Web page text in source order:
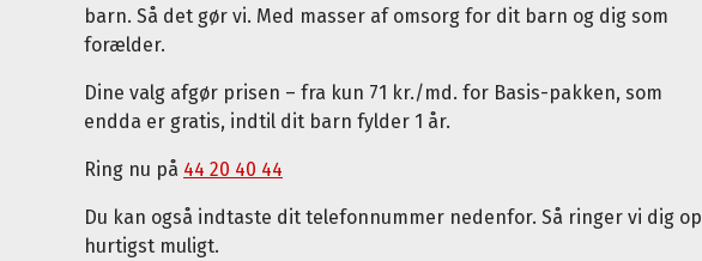
barn. Så det gør vi. Med masser af omsorg for dit barn og dig som
forælder.
Dine valg afgør prisen – fra kun 71 kr./md. for Basis-pakken, som
endda er gratis, indtil dit barn fylder 1 år.
Ring nu på 44 20 40 44
Du kan også indtaste dit telefonnummer nedenfor. Så ringer vi dig op
hurtigst muligt.